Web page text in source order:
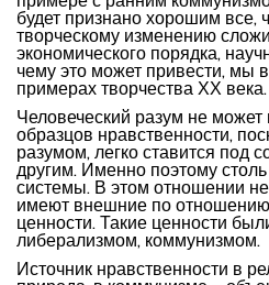
будет признано хорошим все,
творческому изменению
экономического порядка,
чему это может привести, мы
примерах творчества ХХ века.
Человеческий разум не
образцов нравственности,
разумом, легко ставится под
другим. Именно поэтому
системы. В этом отношении
имеют внешние по отношению
ценности. Такие ценности
либерализмом, коммунизмом.
Источник нравственности в